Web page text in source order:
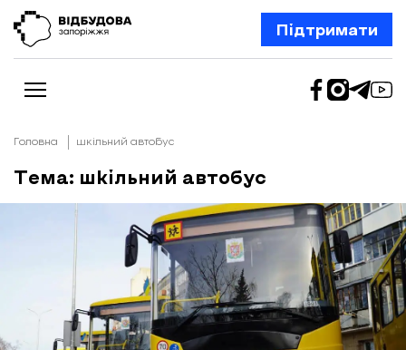
Підтримати
Новини
Відбудова Запоріжжя
Відбудова. Життя
Колонки
Про нас
Редакційна політика
Головна шкільний автобус
Тема: шкільний автобус